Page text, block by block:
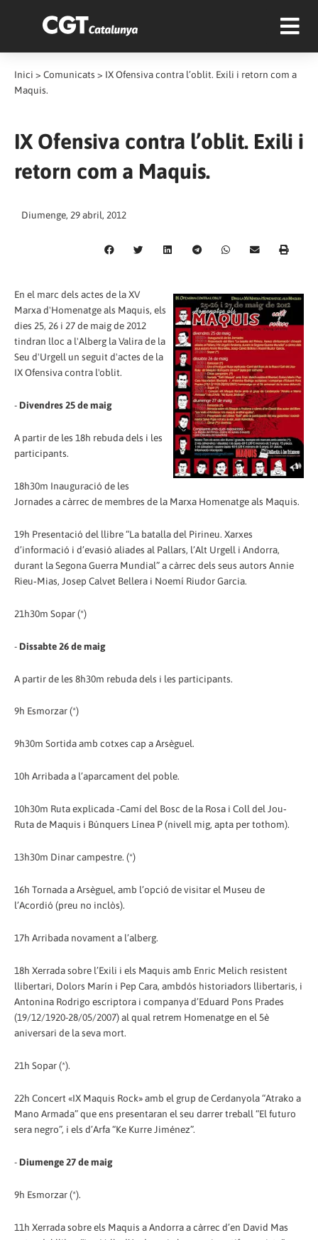
Inici > Comunicats > IX Ofensiva contra l’oblit. Exili i retorn com a
Maquis.
IX Ofensiva contra l’oblit. Exili i
retorn com a Maquis.
Diumenge, 29 abril, 2012
En el marc dels actes de la XV
Marxa d'Homenatge als Maquis, els
dies 25, 26 i 27 de maig de 2012
tindran lloc a l'Alberg la Valira de la
Seu d'Urgell un seguit d'actes de la
IX Ofensiva contra l'oblit.
- Divendres 25 de maig
A partir de les 18h rebuda dels i les
participants.
18h30m Inauguració de les
Jornades a càrrec de membres de la Marxa Homenatge als Maquis.
19h Presentació del llibre “La batalla del Pirineu. Xarxes
d’informació i d’evasió aliades al Pallars, l’Alt Urgell i Andorra,
durant la Segona Guerra Mundial” a càrrec dels seus autors Annie
Rieu‐Mias, Josep Calvet Bellera i Noemí Riudor Garcia.
21h30m Sopar (*)
- Dissabte 26 de maig
A partir de les 8h30m rebuda dels i les participants.
9h Esmorzar (*)
9h30m Sortida amb cotxes cap a Arsèguel.
10h Arribada a l’aparcament del poble.
10h30m Ruta explicada ‐Camí del Bosc de la Rosa i Coll del Jou‐
Ruta de Maquis i Búnquers Línea P (nivell mig, apta per tothom).
13h30m Dinar campestre. (*)
16h Tornada a Arsèguel, amb l’opció de visitar el Museu de
l’Acordió (preu no inclòs).
17h Arribada novament a l’alberg.
18h Xerrada sobre l’Exili i els Maquis amb Enric Melich resistent
llibertari, Dolors Marín i Pep Cara, ambdós historiadors llibertaris, i
Antonina Rodrigo escriptora i companya d’Eduard Pons Prades
(19/12/1920-28/05/2007) al qual retrem Homenatge en el 5è
aniversari de la seva mort.
21h Sopar (*).
22h Concert «IX Maquis Rock» amb el grup de Cerdanyola “Atrako a
Mano Armada” que ens presentaran el seu darrer treball “El futuro
sera negro”, i els d’Arfa “Ke Kurre Jiménez”.
- Diumenge 27 de maig
9h Esmorzar (*).
11h Xerrada sobre els Maquis a Andorra a càrrec d’en David Mas